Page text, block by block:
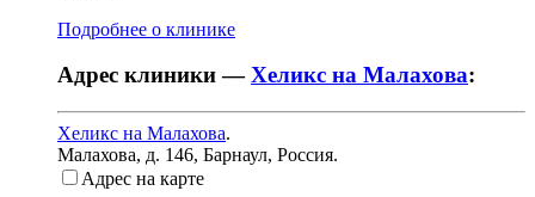
Подробнее о клинике
Адрес клиники —Хеликс на Малахова:
Хеликс на Малахова.
Малахова, д. 146, Барнаул, Россия.
Адрес на карте